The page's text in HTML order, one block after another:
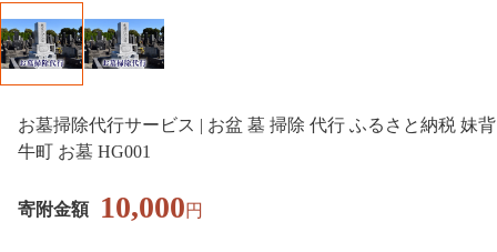
お墓掃除代行サービス | お盆 墓 掃除 代行 ふるさと納税 妹背
牛町 お墓 HG001
寄附金額 10,000円